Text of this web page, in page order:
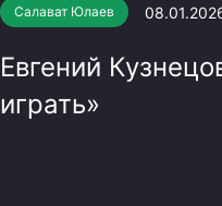
Салават Юлаев
Евгений
играть»